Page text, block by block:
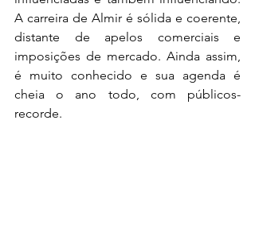
A carreira de Almir é sólida e coerente,
distante de apelos comerciais e
imposições de mercado. Ainda assim,
é muito conhecido e sua agenda é
cheia o ano todo, com públicos-
recorde.